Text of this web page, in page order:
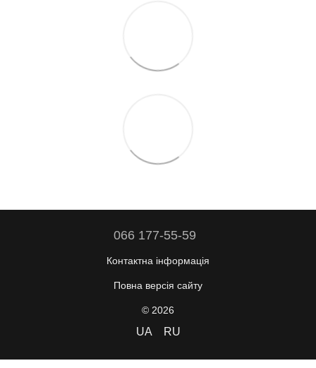
066 177-55-59
Контактна інформація
Повна версія сайту
© 2026
UA RU